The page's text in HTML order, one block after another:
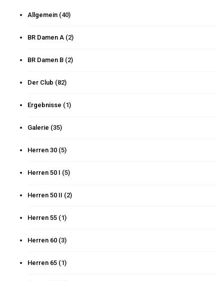
Allgemein (40)
BR Damen A (2)
BR Damen B (2)
Der Club (82)
Ergebnisse (1)
Galerie (35)
Herren 30 (5)
Herren 50 I (5)
Herren 50 II (2)
Herren 55 (1)
Herren 60 (3)
Herren 65 (1)